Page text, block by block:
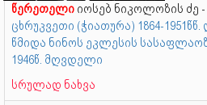
წერეთელი იოსებ ნიკოლოზის ძე
ცხრუკვეთი (ჭიათურა) 1864-
წმიდა ნინოს ეკლესის
1946წ. მღვდელი
სრულად ნახვა